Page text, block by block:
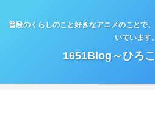
普段のくらしのこと好きなアニメのことで
いています。
1651Blog～ひろ